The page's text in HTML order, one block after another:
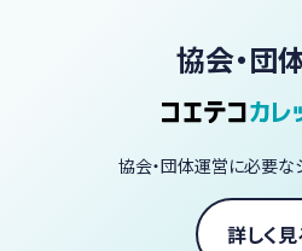
協会・団
協会・団体運営に必要な
詳しく見